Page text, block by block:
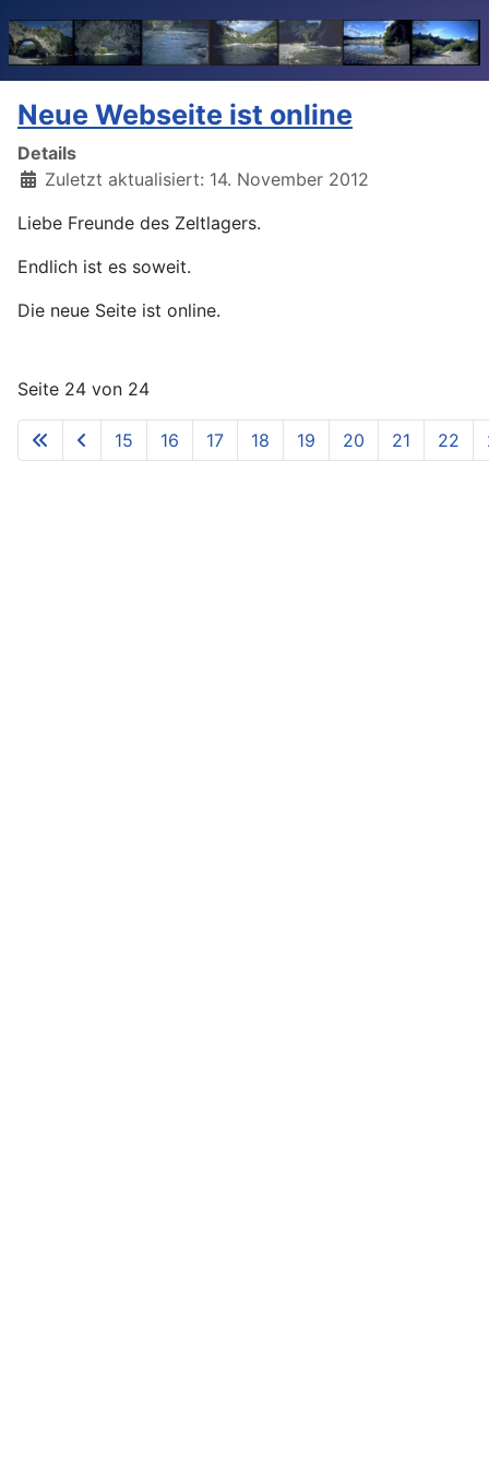
Neue Webseite ist online
Details
Zuletzt aktualisiert: 14. November 2012
Liebe Freunde des Zeltlagers.
Endlich ist es soweit.
Die neue Seite ist online.
Seite 24 von 24
15 16 17 18 19 20 21 22